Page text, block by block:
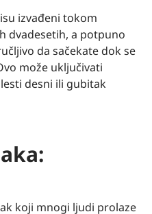
izvađeni tokom
dvadesetih, a potpuno
da sačekate dok se
može uključivati
desni ili gubitak
koji mnogi ljudi prolaze